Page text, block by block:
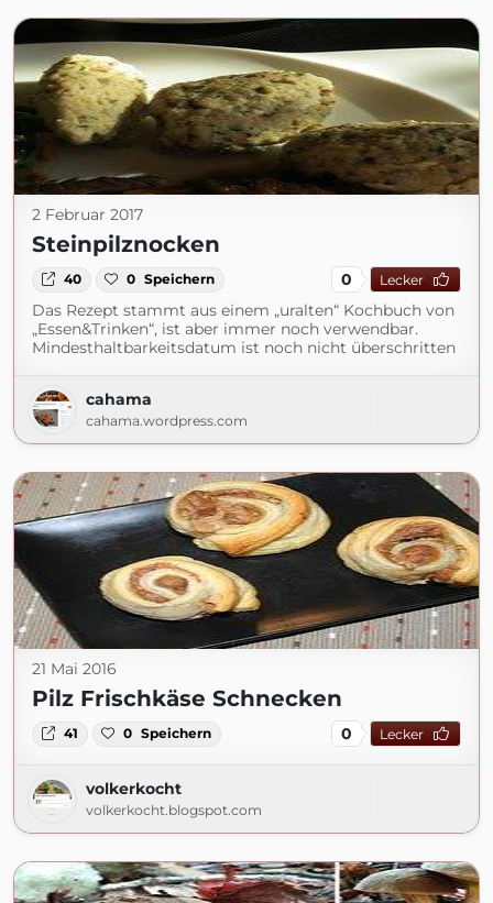
2 Februar 2017
Steinpilznocken
40 0 Speichern 0 Lecker
Das Rezept stammt aus einem „uralten“ Kochbuch von
„Essen&Trinken“, ist aber immer noch verwendbar.
Mindesthaltbarkeitsdatum ist noch nicht überschritten
cahama
cahama.wordpress.com
21 Mai 2016
Pilz Frischkäse Schnecken
41 0 Speichern 0 Lecker
volkerkocht
volkerkocht.blogspot.com